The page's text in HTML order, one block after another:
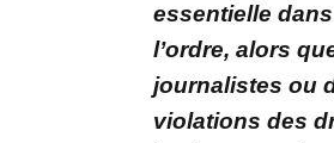
essentielle
l’ordre, alors
journalistes ou
violations des